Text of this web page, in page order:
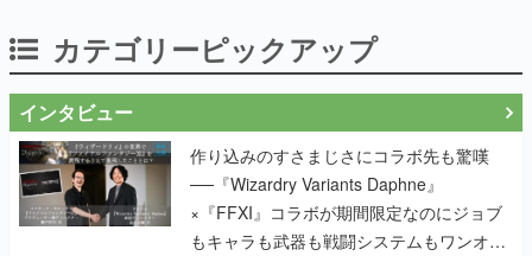
カテゴリーピックアップ
インタビュー
作り込みのすさまじさにコラボ先も驚嘆
──『Wizardry Variants Daphne』
×『FFXI』コラボが期間限定なのにジョブ
もキャラも武器も戦闘システムもワンオフ